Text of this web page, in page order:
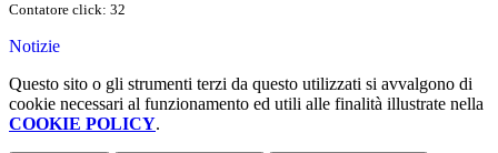
Contatore click: 32
Notizie
Questo sito o gli strumenti terzi da questo utilizzati si avvalgono di
cookie necessari al funzionamento ed utili alle finalità illustrate nella
COOKIE POLICY.